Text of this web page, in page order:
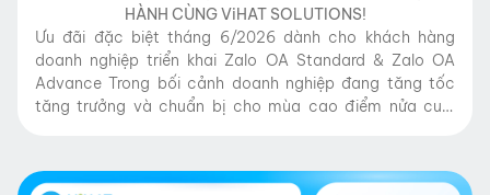
HÀNH CÙNG ViHAT SOLUTIONS!
Ưu đãi đặc biệt tháng 6/2026 dành cho khách hàng
doanh nghiệp triển khai Zalo OA Standard & Zalo OA
Advance Trong bối cảnh doanh nghiệp đang tăng tốc
tăng trưởng và chuẩn bị cho mùa cao điểm nửa cuối